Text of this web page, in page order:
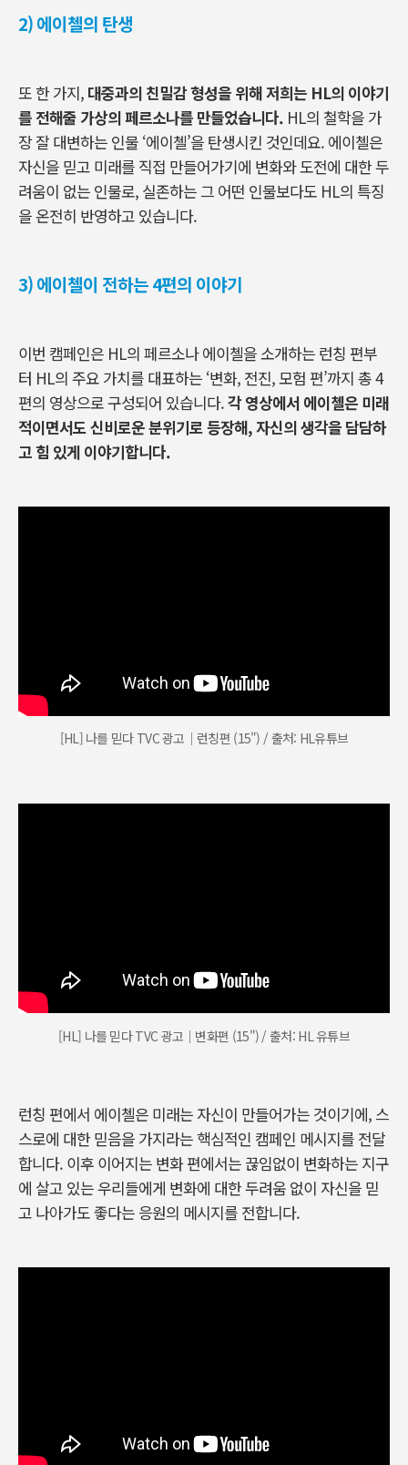
2)에이첼의 탄생
또 한 가지, 대중과의 친밀감 형성을 위해 저희는 HL의 이야기
를 전해줄 가상의 페르소나를 만들었습니다. HL의 철학을 가
장 잘 대변하는 인물 ‘에이첼’을 탄생시킨 것인데요. 에이첼은
자신을 믿고 미래를 직접 만들어가기에 변화와 도전에 대한 두
려움이 없는 인물로, 실존하는 그 어떤 인물보다도 HL의 특징
을 온전히 반영하고 있습니다.
3)에이첼이 전하는 4편의 이야기
이번 캠페인은 HL의 페르소나 에이첼을 소개하는 런칭 편부
터 HL의 주요 가치를 대표하는 ‘변화, 전진, 모험 편’까지 총 4
편의 영상으로 구성되어 있습니다.각 영상에서 에이첼은 미래
적이면서도 신비로운 분위기로 등장해, 자신의 생각을 담담하
고 힘 있게 이야기합니다.
[HL] 나를 믿다 TVC 광고｜런칭편 (15") / 출처: HL유튜브
[HL] 나를 믿다 TVC 광고｜변화편 (15") / 출처: HL 유튜브
런칭 편에서 에이첼은 미래는 자신이 만들어가는 것이기에, 스
스로에 대한 믿음을 가지라는 핵심적인 캠페인 메시지를 전달
합니다. 이후 이어지는 변화 편에서는 끊임없이 변화하는 지구
에 살고 있는 우리들에게 변화에 대한 두려움 없이 자신을 믿
고 나아가도 좋다는 응원의 메시지를 전합니다.